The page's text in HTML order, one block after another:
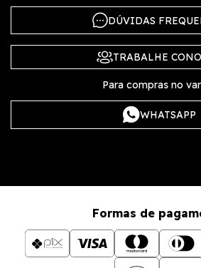
DÚVIDAS
TRABALHE
Para compras no
WHATSAPP
Formas de